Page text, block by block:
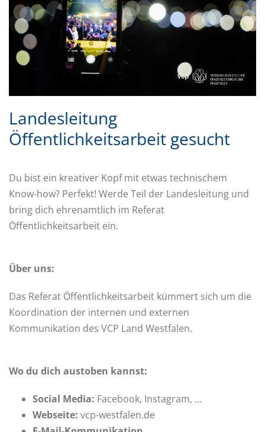
Landesleitung
Öffentlichkeitsarbeit gesucht
Du bist ein kreativer Kopf mit etwas technischem
Know-how? Perfekt! Werde Teil der Landesleitung und
bring dich ehrenamtlich im Referat
Öffentlichkeitsarbeit ein.
Über uns:
Das Referat Öffentlichkeitsarbeit kümmert sich um die
Koordination der internen und externen
Kommunikation des VCP Land Westfalen.
Wo du dich austoben kannst:
Social Media: Facebook, Instagram, …
Webseite: vcp-westfalen.de